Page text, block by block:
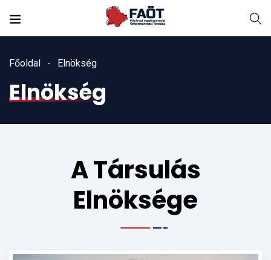
Főoldal Elnökség
Elnökség
A Társulás
Elnöksége